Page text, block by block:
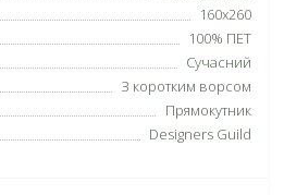
160х260
100% ПЕТ
Сучасний
З коротким ворсом
Прямокутник
Designers Guild